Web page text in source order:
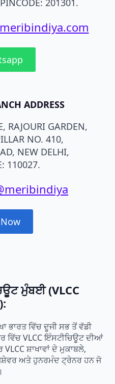
201301.
ADDRESS
RAJOURI GARDEN,
NO. 410,
NEW DELHI,
110027.
ਮੁੰਬਈ (VLCC
ਭਾਰਤ ਵਿੱਚ ਦੂਜੀ ਸਭ ਤੋਂ ਵੱਡੀ
ਵਿੱਚ VLCC ਇੰਸਟੀਚਿਊਟ ਦੀਆਂ
ਸ਼ਾਖਾਵਾਂ ਦੇ ਮੁਕਾਬਲੇ,
ਅਤੇ ਹੁਨਰਮੰਦ ਟ੍ਰੇਨਰ ਹਨ ਜੋ